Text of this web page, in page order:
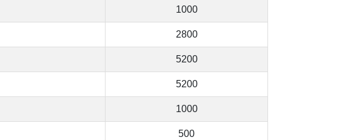
1000
2800
5200
5200
1000
500